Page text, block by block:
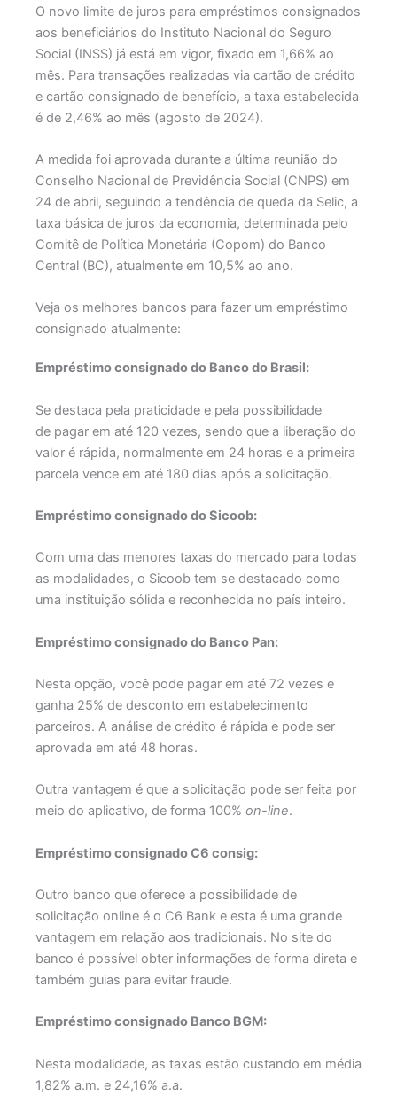
O novo limite de juros para empréstimos consignados
aos beneficiários do Instituto Nacional do Seguro
Social (INSS) já está em vigor, fixado em 1,66% ao
mês. Para transações realizadas via cartão de crédito
e cartão consignado de benefício, a taxa estabelecida
é de 2,46% ao mês (agosto de 2024).
A medida foi aprovada durante a última reunião do
Conselho Nacional de Previdência Social (CNPS) em
24 de abril, seguindo a tendência de queda da Selic, a
taxa básica de juros da economia, determinada pelo
Comitê de Política Monetária (Copom) do Banco
Central (BC), atualmente em 10,5% ao ano.
Veja os melhores bancos para fazer um empréstimo
consignado atualmente:
Empréstimo consignado do Banco do Brasil:
Se destaca pela praticidade e pela possibilidade
de pagar em até 120 vezes, sendo que a liberação do
valor é rápida, normalmente em 24 horas e a primeira
parcela vence em até 180 dias após a solicitação.
Empréstimo consignado do Sicoob:
Com uma das menores taxas do mercado para todas
as modalidades, o Sicoob tem se destacado como
uma instituição sólida e reconhecida no país inteiro.
Empréstimo consignado do Banco Pan:
Nesta opção, você pode pagar em até 72 vezes e
ganha 25% de desconto em estabelecimento
parceiros. A análise de crédito é rápida e pode ser
aprovada em até 48 horas.
Outra vantagem é que a solicitação pode ser feita por
meio do aplicativo, de forma 100% on-line.
Empréstimo consignado C6 consig:
Outro banco que oferece a possibilidade de
solicitação online é o C6 Bank e esta é uma grande
vantagem em relação aos tradicionais. No site do
banco é possível obter informações de forma direta e
também guias para evitar fraude.
Empréstimo consignado Banco BGM:
Nesta modalidade, as taxas estão custando em média
1,82% a.m. e 24,16% a.a.